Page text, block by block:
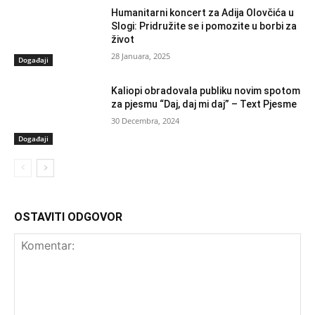
Događaji
Humanitarni koncert za Adija Olovčića u
Slogi: Pridružite se i pomozite u borbi za
život
28 Januara, 2025
Događaji
Kaliopi obradovala publiku novim spotom
za pjesmu “Daj, daj mi daj” – Text Pjesme
30 Decembra, 2024
OSTAVITI ODGOVOR